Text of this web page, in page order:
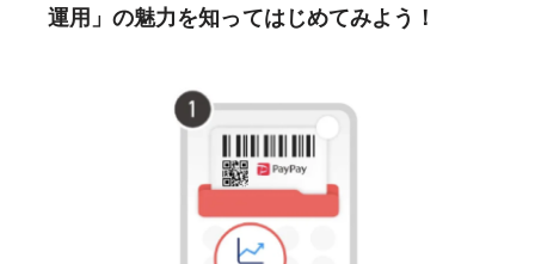
運用」の魅力を知ってはじめてみよう！